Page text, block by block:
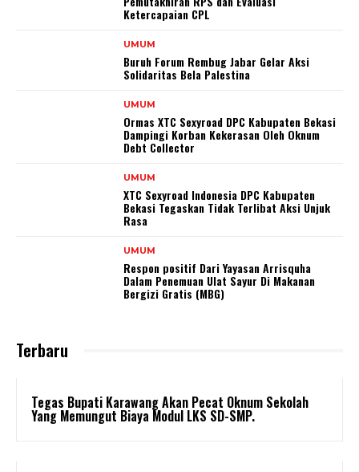
Ketercapaian CPL
UMUM
Buruh Forum Rembug Jabar Gelar Aksi
Solidaritas Bela Palestina
UMUM
Ormas XTC Sexyroad DPC Kabupaten Bekasi
Dampingi Korban Kekerasan Oleh Oknum
Debt Collector
UMUM
XTC Sexyroad Indonesia DPC Kabupaten
Bekasi Tegaskan Tidak Terlibat Aksi Unjuk
Rasa
UMUM
Respon positif Dari Yayasan Arrisquha
Dalam Penemuan Ulat Sayur Di Makanan
Bergizi Gratis (MBG)
Terbaru
Tegas Bupati Karawang Akan Pecat Oknum Sekolah
Yang Memungut Biaya Modul LKS SD-SMP.